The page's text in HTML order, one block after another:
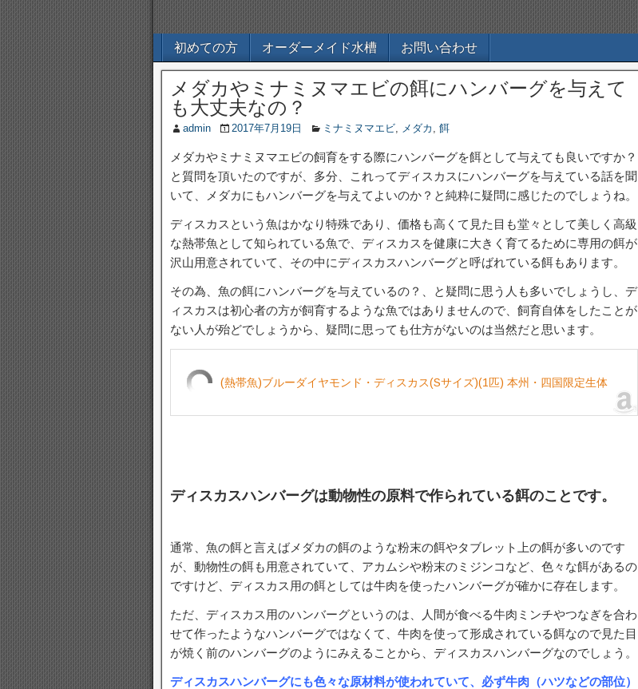
初めての方 オーダーメイド水槽 お問い合わせ
メダカやミナミヌマエビの餌にハンバーグを与えて
も大丈夫なの？
admin 2017年7月19日 ミナミヌマエビ, メダカ , 餌
メダカやミナミヌマエビの飼育をする際にハンバーグを餌として与えても良いですか？
と質問を頂いたのですが、多分、これってディスカスにハンバーグを与えている話を聞
いて、メダカにもハンバーグを与えてよいのか？と純粋に疑問に感じたのでしょうね。
ディスカスという魚はかなり特殊であり、価格も高くて見た目も堂々として美しく高級
な熱帯魚として知られている魚で、ディスカスを健康に大きく育てるために専用の餌が
沢山用意されていて、その中にディスカスハンバーグと呼ばれている餌もあります。
その為、魚の餌にハンバーグを与えているの？、と疑問に思う人も多いでしょうし、デ
ィスカスは初心者の方が飼育するような魚ではありませんので、飼育自体をしたことが
ない人が殆どでしょうから、疑問に思っても仕方がないのは当然だと思います。
(熱帯魚)ブルーダイヤモンド・ディスカス(Sサイズ)(1匹) 本州・四国限定生体
ディスカスハンバーグは動物性の原料で作られている餌のことです。
通常、魚の餌と言えばメダカの餌のような粉末の餌やタブレット上の餌が多いのです
が、動物性の餌も用意されていて、アカムシや粉末のミジンコなど、色々な餌があるの
ですけど、ディスカス用の餌としては牛肉を使ったハンバーグが確かに存在します。
ただ、ディスカス用のハンバーグというのは、人間が食べる牛肉ミンチやつなぎを合わ
せて作ったようなハンバーグではなくて、牛肉を使って形成されている餌なので見た目
が焼く前のハンバーグのようにみえることから、ディスカスハンバーグなのでしょう。
ディスカスハンバーグにも色々な原材料が使われていて、必ず牛肉（ハツなどの部位）